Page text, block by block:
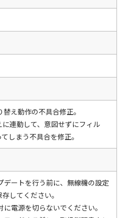
え動作の不具合修正。
連動して、意図せずにフィル
しまう不具合を修正。
ートを行う前に、無線機の設定
してください。
電源を切らないでください。